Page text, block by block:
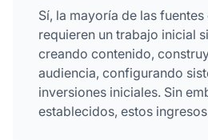
Sí, la mayoría de las
requieren un trabajo inicial
creando contenido,
audiencia, configurando
inversiones iniciales. Sin
establecidos, estos